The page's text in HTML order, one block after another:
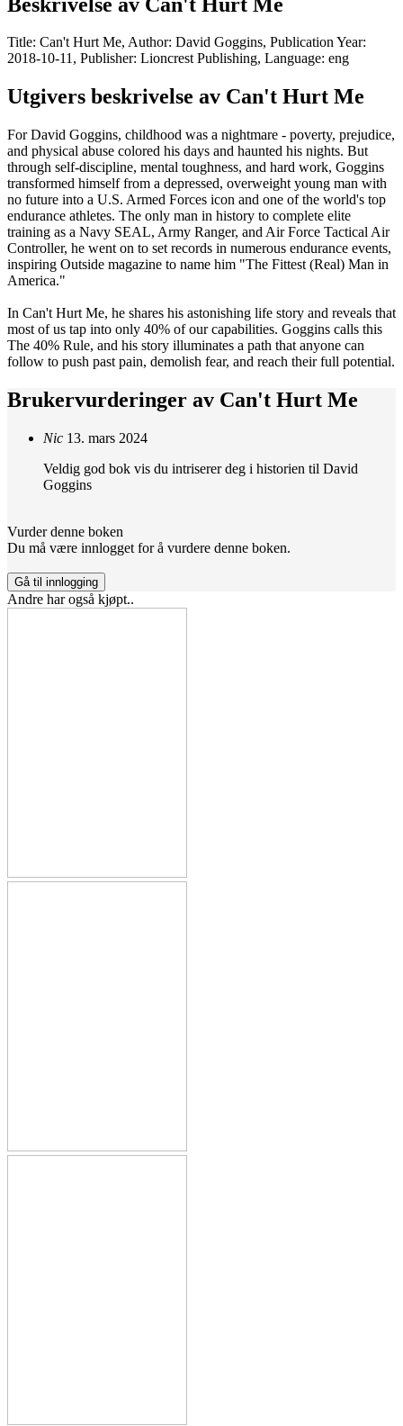
Title: Can't Hurt Me, Author: David Goggins, Publication Year:
2018-10-11, Publisher: Lioncrest Publishing, Language: eng
Utgivers beskrivelse av Can't Hurt Me
For David Goggins, childhood was a nightmare - poverty, prejudice,
and physical abuse colored his days and haunted his nights. But
through self-discipline, mental toughness, and hard work, Goggins
transformed himself from a depressed, overweight young man with
no future into a U.S. Armed Forces icon and one of the world's top
endurance athletes. The only man in history to complete elite
training as a Navy SEAL, Army Ranger, and Air Force Tactical Air
Controller, he went on to set records in numerous endurance events,
inspiring Outside magazine to name him "The Fittest (Real) Man in
America."
In Can't Hurt Me, he shares his astonishing life story and reveals that
most of us tap into only 40% of our capabilities. Goggins calls this
The 40% Rule, and his story illuminates a path that anyone can
follow to push past pain, demolish fear, and reach their full potential.
Brukervurderinger av Can't Hurt Me
Nic 13. mars 2024
Veldig god bok vis du intriserer deg i historien til David
Goggins
Vurder denne boken
Du må være innlogget for å vurdere denne boken.
Gå til innlogging
Andre har også kjøpt..